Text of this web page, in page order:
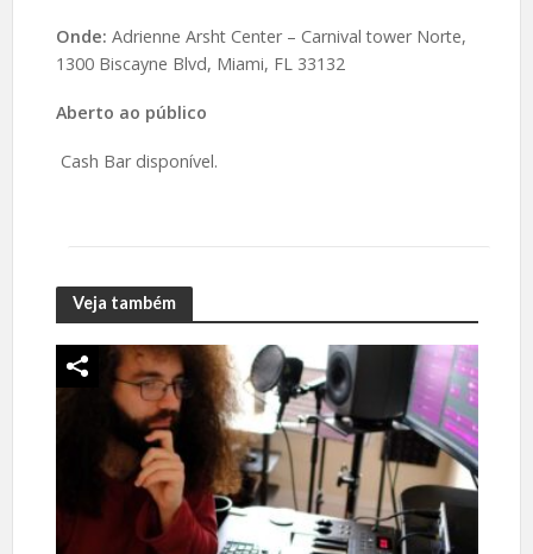
Onde: Adrienne Arsht Center – Carnival tower Norte,
1300 Biscayne Blvd, Miami, FL 33132
Aberto ao público
Cash Bar disponível.
Veja também